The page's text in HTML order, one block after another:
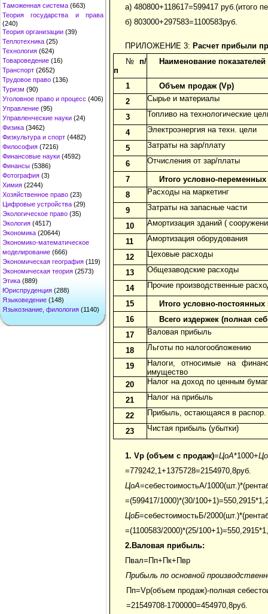
Таможенная система (663)
Теория государства и права
(240)
Теория организации (39)
Теплотехника (25)
Технология (624)
Товароведение (16)
Транспорт (2652)
Трудовое право (136)
Туризм (90)
Уголовное право и процесс (406)
Управление (95)
Управленческие науки (24)
Физика (3462)
Физкультура и спорт (4482)
Философия (7216)
Финансовые науки (4592)
Финансы (5386)
Фотография (3)
Химия (2244)
Хозяйственное право (23)
Цифровые устройства (29)
Экологическое право (35)
Экология (4517)
Экономика (20644)
Экономико-математическое
моделирование (666)
Экономическая география (119)
Экономическая теория (2573)
Этика (889)
Юриспруденция (288)
Языковедение (148)
Языкознание, филология (1140)
а) 480800+118617=599417 руб.(итого
б) 803000+297583=1100583руб.
ПРИЛОЖЕНИЕ 3: Расчет прибыли
№ п/
п
Наименование показателей
1
Объем продаж (Vp)
2
Сырье и материалы
3 Топливо на технологические
4 Электроэнергия на техн. цели
5 Затраты на зар/плату
6 Отчисления от зар/платы
7
Итого условно-переменных
8
Расходы на маркетинг
9 Затраты на запасные части
10 Амортизация зданий (
11 Амортизация оборудования
12 Цеховые расходы
13 Общезаводские расходы
14 Прочие производственные
15
Итого условно-постоянных
16
Всего издержек (полная
17
Валовая прибыль
18 Льготы по налогообложению
19
Налоги, относимые на
имущество
20
Налог на доход по ценным
21 Налог на прибыль
22 Прибыль, остающаяся в распор.
23 Чистая прибыль (убытки)
1. Vp (объем с продаж)=ЦоА*1000+Цо
=779242,1+1375728=2154970,8руб.
ЦоА=себестоимостьА/
=(599417/1000)*(30/
ЦоБ=себестоимостьБ/
=(1100583/2000)*(25/
2.Валовая прибыль:
Пвал=Пп+Пк+Пвр
Прибыль по основной
Пп=Vp(объем продаж)-полная
=21549708-1700000=454970,8руб.